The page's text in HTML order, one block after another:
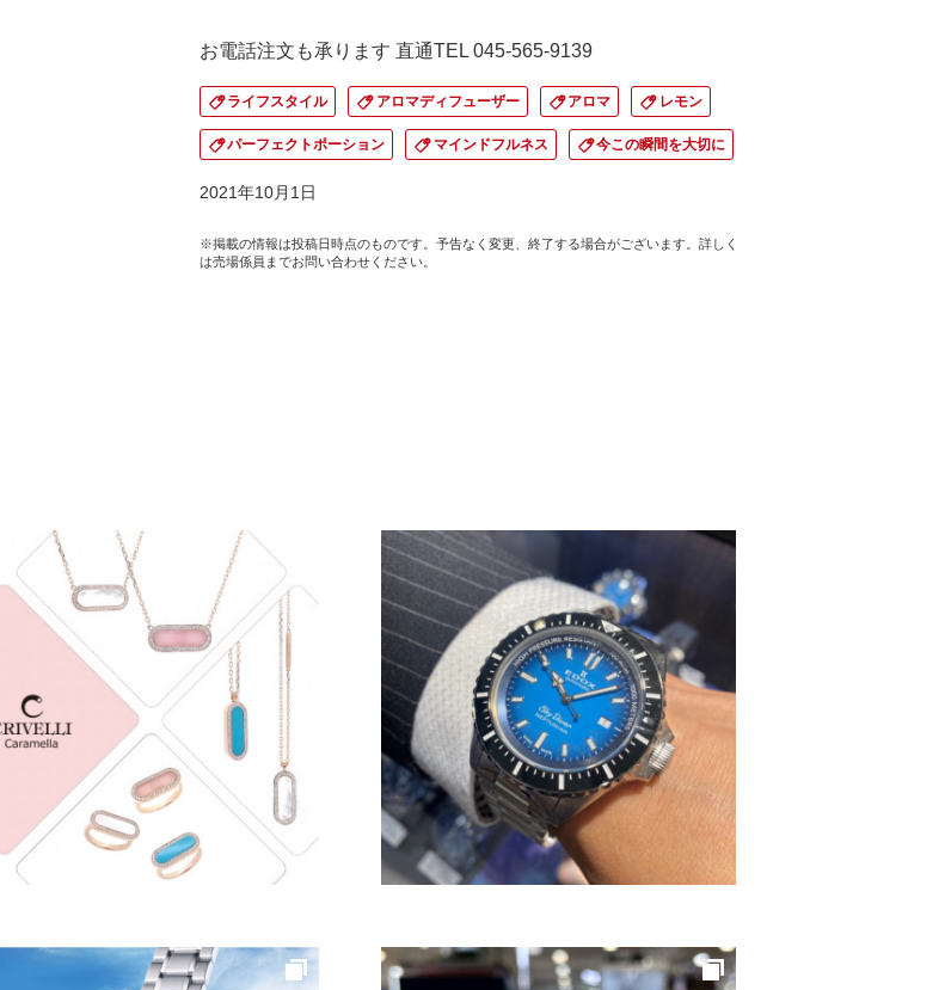
お電話注文も承ります 直通TEL 045-565-9139
ライフスタイル アロマディフューザー アロマ レモン
パーフェクトポーション マインドフルネス 今この瞬間を大切に
2021年10月1日
※掲載の情報は投稿日時点のものです。予告なく変更、終了する場合がございます。詳しく
は売場係員までお問い合わせください。